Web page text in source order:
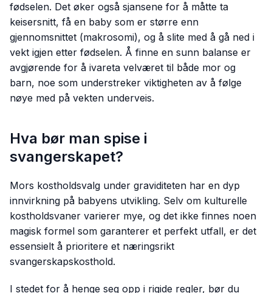
fødselen. Det øker også sjansene for å måtte ta
keisersnitt, få en baby som er større enn
gjennomsnittet (makrosomi), og å slite med å gå ned i
vekt igjen etter fødselen. Å finne en sunn balanse er
avgjørende for å ivareta velværet til både mor og
barn, noe som understreker viktigheten av å følge
nøye med på vekten underveis.
Hva bør man spise i
svangerskapet?
Mors kostholdsvalg under graviditeten har en dyp
innvirkning på babyens utvikling. Selv om kulturelle
kostholdsvaner varierer mye, og det ikke finnes noen
magisk formel som garanterer et perfekt utfall, er det
essensielt å prioritere et næringsrikt
svangerskapskosthold.
I stedet for å henge seg opp i rigide regler, bør du